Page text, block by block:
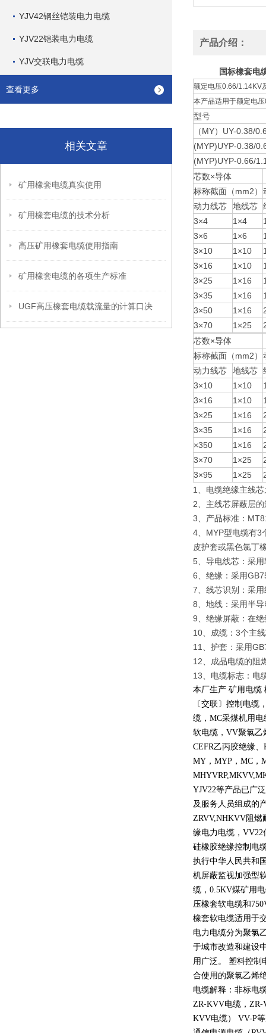
YJV42钢丝铠装电力电缆
YJV22铠装电力电缆
YJV交联电力电缆
查看更多
相关文章
矿用橡套电缆真实使用
矿用橡套电缆的技术分析
高压矿用橡套电缆使用指南
矿用橡套电缆的各项生产标准
UGF高压橡套电缆载流量的计算口决
产品介绍：
国标橡套电
额定电压0.66/1.14KV
本产品适用于额定电
型号
（MY）UY-0.38/
(MYP)UYP-0.38/
(MYP)UYP-0.66/
芯数×导体
标称截面（mm2）
动力线芯
地线芯
3×4
1×4
3×6
1×6
3×10
1×10
3×16
1×10
3×25
1×16
3×35
1×16
3×50
1×16
3×70
1×25
芯数×导体
标称截面（mm2）
动力线芯
地线芯
3×10
1×10
3×16
1×10
3×25
1×16
3×35
1×16
×350
1×16
3×70
1×25
3×95
1×25
1、电缆绝缘主线
2、主线芯屏蔽层
3、产品标准：
4、MYP型电缆有3
皮护套或黑色氯丁
5、导电线芯：采
6、绝缘：采用
7、线芯识别：采
8、地线：采用半
9、绝缘屏蔽：在
10、成缆：3个主
11、护套：采用
12、成品电缆的阻
13、电缆标志：电
本厂生产 矿用电缆
〔交联〕控制电缆
缆， MC采煤机用电
软电缆， VV聚氯乙
CEFR乙丙胶绝缘、
MY ， MYP ， MC ，
YJV22等产品已广
及服务人员组成的
ZRVV,NHKVV阻燃
缘电力电缆， VV22
硅橡胶绝缘控制电
执行中华人民共和
机屏蔽监视加强型
缆， 0.5KV煤矿用
压橡套软电缆和
橡套软电缆适用于
电力电缆分为聚氯
于城市改造和建设
用广泛。 塑料控制
合使用的聚氯乙烯
电缆解释：非标电
ZR-KVV电缆， ZR-
KVV电缆） VV-P